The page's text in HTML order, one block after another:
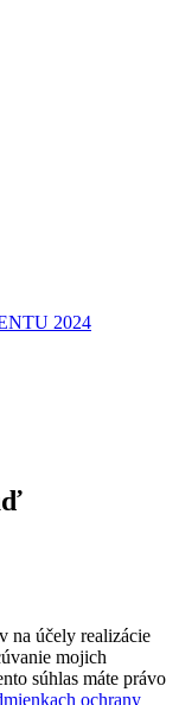
2024
na účely realizácie
mojich
súhlas máte právo
ochrany